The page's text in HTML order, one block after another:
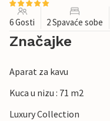
6 Gosti 2 Spavaće sobe
Značajke
Aparat za kavu
Kuca u nizu : 71 m2
Luxury Collection